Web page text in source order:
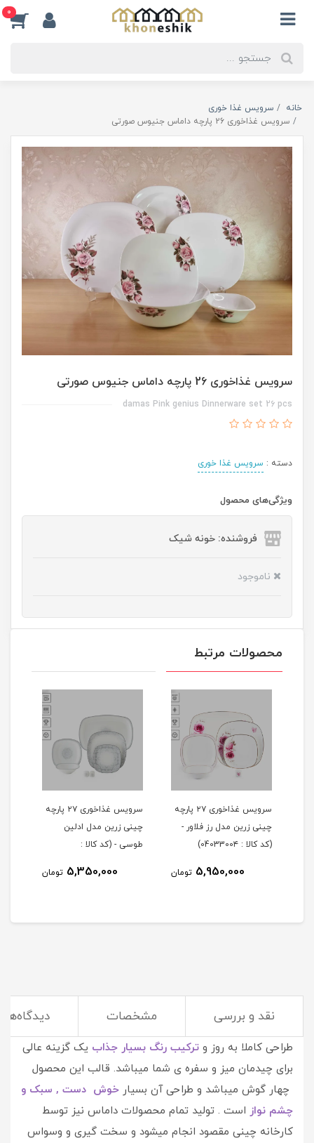
0
خانه
سرویس غذا خوری
سرویس غذاخوری 26 پارچه داماس جنیوس صورتی
سرویس غذاخوری 26 پارچه داماس جنیوس صورتی
damas Pink genius Dinnerware set 26 pcs
دسته : سرویس غذا خوری
ویژگی‌های محصول
فروشنده: خونه شیک
ناموجود
محصولات مرتبط
سرویس غذاخوری ۲۷ پارچه
چینی زرین مدل رز فلاور -
(کد کالا : 0403300۴)
5,950,000 تومان
سرویس غذاخوری ۲۷ پارچه
چینی زرین مدل ادلین
طوسی - (کد کالا :
5,350,000 تومان
نقد و بررسی مشخصات دیدگاه‌ها
سرویس غذاخوری 26 پارچه داماس مدل جنیوس صورتی با
طراحی کاملا به روز و ترکیب رنگ بسیار جذاب یک گزینه عالی
برای چیدمان میز و سفره ی شما میباشد. قالب این محصول
چهار گوش میباشد و طراحی آن بسیار خوش دست , سبک و
چشم نواز است . تولید تمام محصولات داماس نیز توسط
کارخانه چینی مقصود انجام میشود و سخت گیری و وسواس